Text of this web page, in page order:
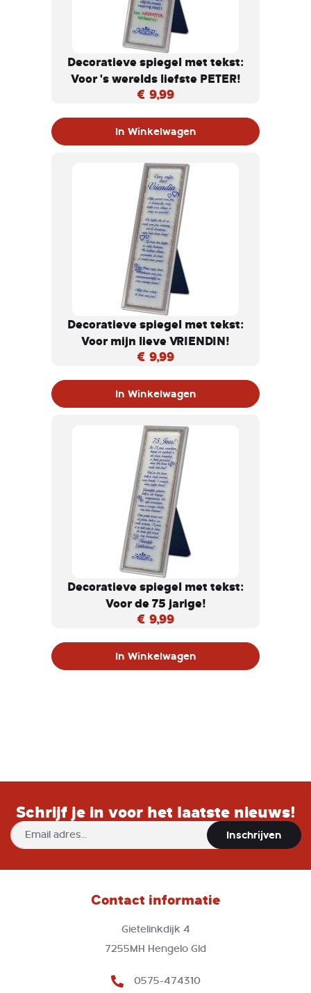
Decoratieve spiegel met tekst:
Voor 's werelds liefste PETER!
€ 9,99
In Winkelwagen
Decoratieve spiegel met tekst:
Voor mijn lieve VRIENDIN!
€ 9,99
In Winkelwagen
Decoratieve spiegel met tekst:
Voor de 75 jarige!
€ 9,99
In Winkelwagen
Schrijf je in voor het laatste nieuws!
Abonneer
u
onze
Inschrijven
Contact informatie
Gietelinkdijk 4
7255MH Hengelo Gld
0575-474310